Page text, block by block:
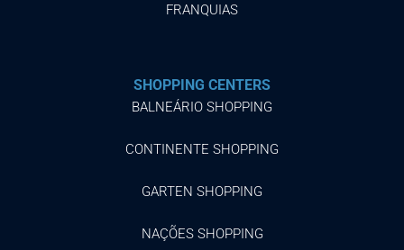
FRANQUIAS
SHOPPING CENTERS
BALNEÁRIO SHOPPING
CONTINENTE SHOPPING
GARTEN SHOPPING
NAÇÕES SHOPPING